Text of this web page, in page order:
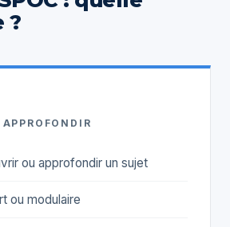
?
ou approfondir un sujet
ou modulaire